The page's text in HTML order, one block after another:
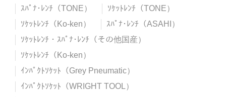
ｽﾊﾟﾅ･ﾚﾝﾁ（TONE）
ｿｹｯﾄﾚﾝﾁ（TONE）
ｿｹｯﾄﾚﾝﾁ（Ko-ken）
ｽﾊﾟﾅ･ﾚﾝﾁ（ASAHI）
ｿｹｯﾄﾚﾝﾁ・ｽﾊﾟﾅ･ﾚﾝﾁ（その他国産）
ｿｹｯﾄﾚﾝﾁ（Ko-ken）
ｲﾝﾊﾟｸﾄｿｹｯﾄ（Grey Pneumatic）
ｲﾝﾊﾟｸﾄｿｹｯﾄ（WRIGHT TOOL）